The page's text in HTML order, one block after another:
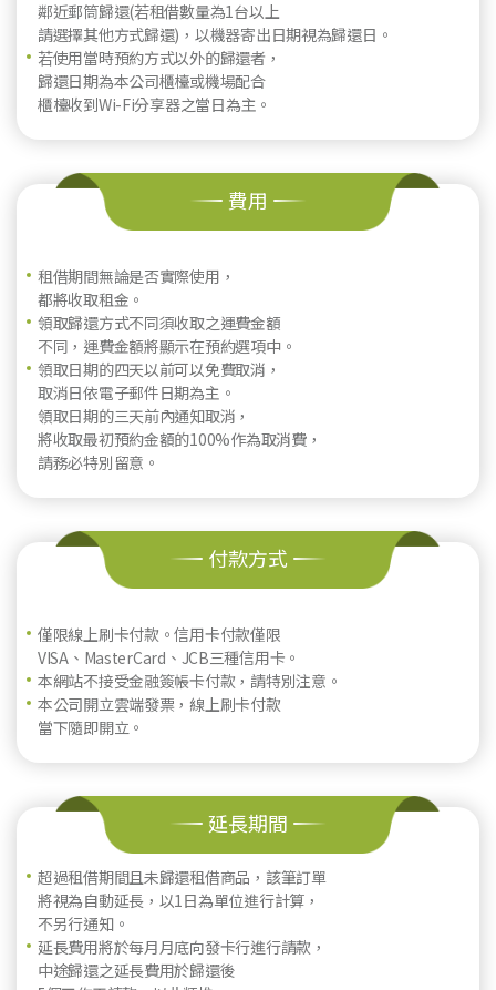
鄰近郵筒歸還(若租借數量為1台以上
請選擇其他方式歸還)，以機器寄出日期視為歸還日。
若使用當時預約方式以外的歸還者，
歸還日期為本公司櫃檯或機場配合
櫃檯收到Wi-Fi分享器之當日為主。
費用
租借期間無論是否實際使用，
都將收取租金。
領取歸還方式不同須收取之運費金額
不同，運費金額將顯示在預約選項中。
領取日期的四天以前可以免費取消，
取消日依電子郵件日期為主。
領取日期的三天前內通知取消，
將收取最初預約金額的100%作為取消費，
請務必特別留意。
付款方式
僅限線上刷卡付款。信用卡付款僅限
VISA、MasterCard、JCB三種信用卡。
本網站不接受金融簽帳卡付款，請特別注意。
本公司開立雲端發票，線上刷卡付款
當下隨即開立。
延長期間
超過租借期間且未歸還租借商品，該筆訂單
將視為自動延長，以1日為單位進行計算，
不另行通知。
延長費用將於每月月底向發卡行進行請款，
中途歸還之延長費用於歸還後